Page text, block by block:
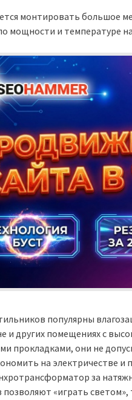
монтировать большое
мощности и температуре
популярны
и других помещениях с
прокладками, они не
на электричестве
за
«играть